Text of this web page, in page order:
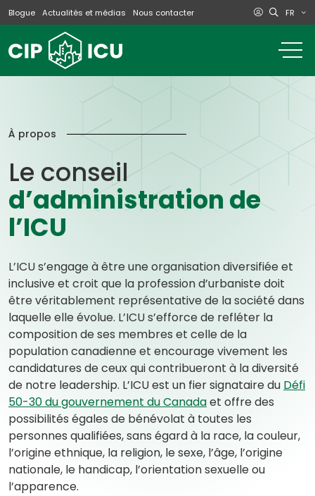
Blogue Actualités et médias Nous contacter FR
À propos
Le conseil
d’administration de
l’ICU
L’ICU s’engage à être une organisation diversifiée et
inclusive et croit que la profession d’urbaniste doit
être véritablement représentative de la société dans
laquelle elle évolue. L’ICU s’efforce de refléter la
composition de ses membres et celle de la
population canadienne et encourage vivement les
candidatures de ceux qui contribueront à la diversité
de notre leadership. L’ICU est un fier signataire du Défi
50-30 du gouvernement du Canadaet offre des
possibilités égales de bénévolat à toutes les
personnes qualifiées, sans égard à la race, la couleur,
l’origine ethnique, la religion, le sexe, l’âge, l’origine
nationale, le handicap, l’orientation sexuelle ou
l’apparence.